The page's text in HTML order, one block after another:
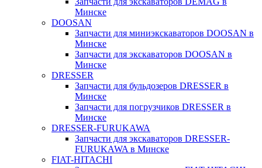
Минске
DOOSAN
Запчасти для миниэкскаваторов DOOSAN в
Минске
Запчасти для экскаваторов DOOSAN в
Минске
DRESSER
Запчасти для бульдозеров DRESSER в
Минске
Запчасти для погрузчиков DRESSER в
Минске
DRESSER-FURUKAWA
Запчасти для экскаваторов DRESSER-
FURUKAWA в Минске
FIAT-HITACHI